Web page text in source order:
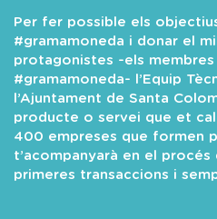
Per fer possible els
#gramamoneda i donar el
protagonistes -els membres
#gramamoneda- l’Equip
l’Ajuntament de Santa
producte o servei que et
400 empreses que formen
t’acompanyarà en el procés
primeres transaccions i